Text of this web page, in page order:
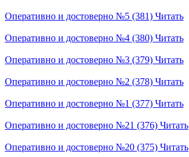
Оперативно и достоверно №5 (381) Читать
Оперативно и достоверно №4 (380) Читать
Оперативно и достоверно №3 (379) Читать
Оперативно и достоверно №2 (378) Читать
Оперативно и достоверно №1 (377) Читать
Оперативно и достоверно №21 (376) Читать
Оперативно и достоверно №20 (375) Читать